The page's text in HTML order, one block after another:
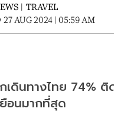
| TRAVEL
27 AUG 2024 | 05:59 AM
เดินทางไทย 74%
อนมากที่สุด